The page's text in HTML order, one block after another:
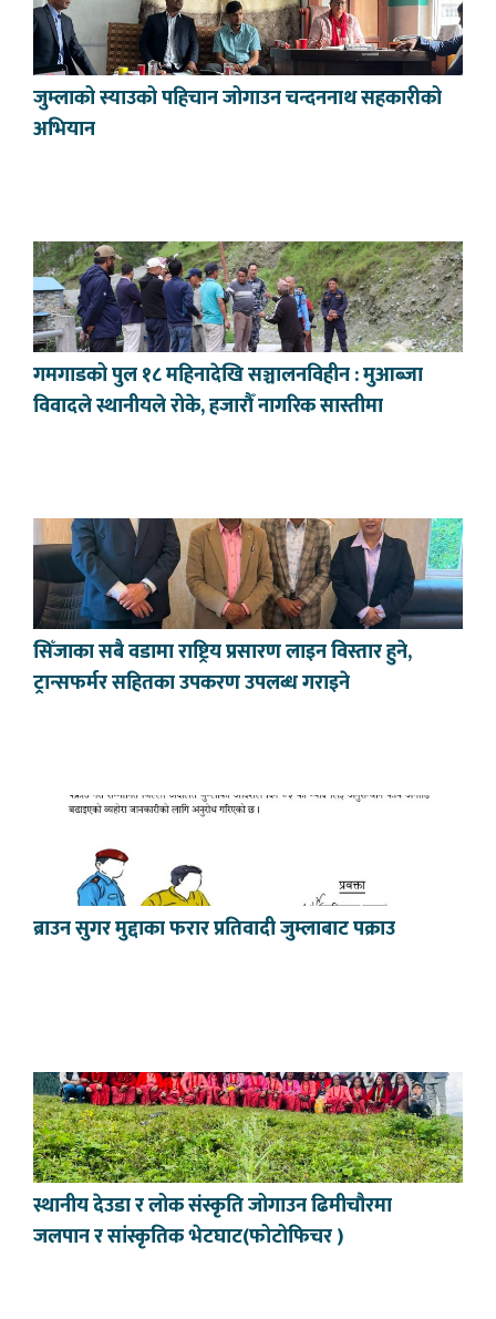
जुम्लाको स्याउको पहिचान जोगाउन चन्दननाथ सहकारीको
अभियान
गमगाडको पुल १८ महिनादेखि सञ्चालनविहीन : मुआब्जा
विवादले स्थानीयले रोके, हजारौँ नागरिक सास्तीमा
सिँजाका सबै वडामा राष्ट्रिय प्रसारण लाइन विस्तार हुने,
ट्रान्सफर्मर सहितका उपकरण उपलब्ध गराइने
ब्राउन सुगर मुद्दाका फरार प्रतिवादी जुम्लाबाट पक्राउ
स्थानीय देउडा र लोक संस्कृति जोगाउन ढिमीचौरमा
जलपान र सांस्कृतिक भेटघाट(फोटोफिचर )